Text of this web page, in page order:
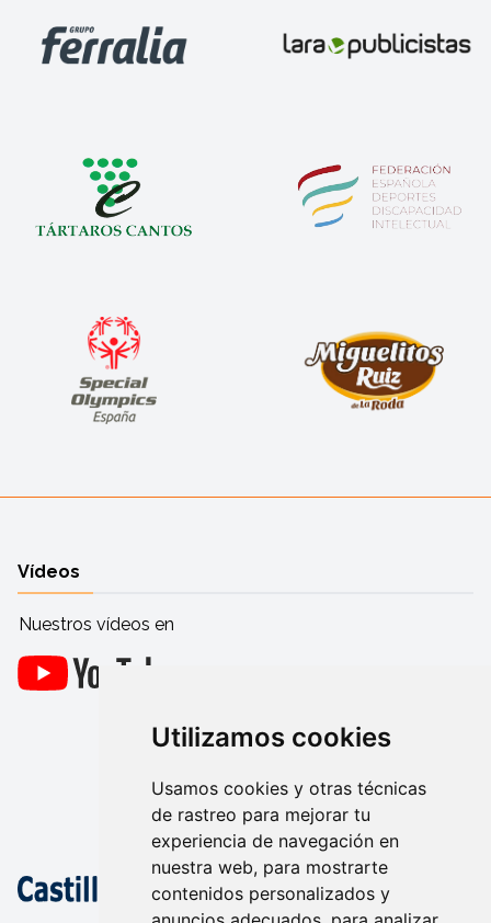
Utilizamos cookies
Usamos cookies y otras técnicas
de rastreo para mejorar tu
experiencia de navegación en
nuestra web, para mostrarte
contenidos personalizados y
Vídeos
Nuestros vídeos en